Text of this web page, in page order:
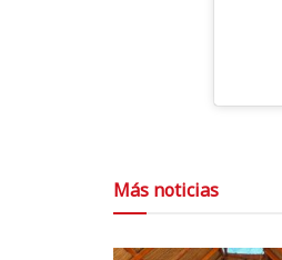
Más noticias